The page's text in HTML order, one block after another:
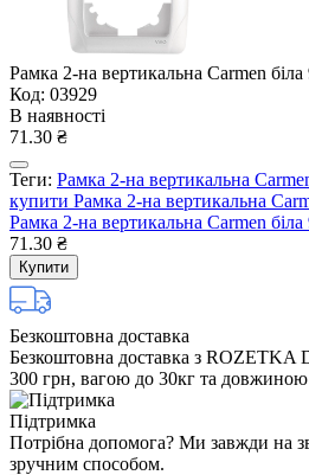
Рамка 2-на вертикальна Carmen біла
Код: 03929
В наявності
71.30 ₴
Теги: Рамка 2-на вертикальна
купити Рамка 2-на вертикальна
Рамка 2-на вертикальна Carmen біла
71.30 ₴
Купити
Безкоштовна доставка
Безкоштовна доставка з ROZETKA
300 грн, вагою до 30кг та
Підтримка
Потрібна допомога? Ми завжди на
зручним способом.